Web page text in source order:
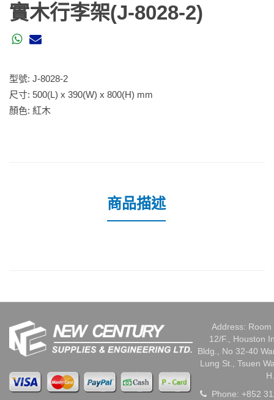
實木行李架(J-8028-2)
型號: J-8028-2
尺寸: 500(L) x 390(W) x 800(H) mm
顏色: 紅木
商品描述
Address: Room
12/F., Houston
Bldg., No 32-40
Lung St., Tsuen
Phone: +852